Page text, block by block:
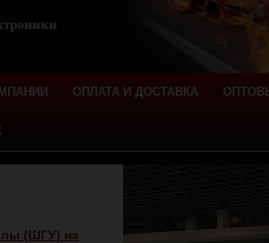
ОПЛАТА И ДОСТАВКА
(ШГУ) на